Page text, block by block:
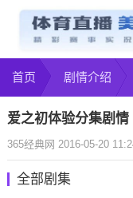
首页 剧情介绍
爱之初体验分集剧情
365经典网 2016-05-20
全部剧集